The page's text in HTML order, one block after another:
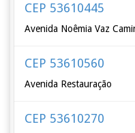
CEP 53610445
Avenida Noêmia Vaz
CEP 53610560
Avenida Restauração
CEP 53610270